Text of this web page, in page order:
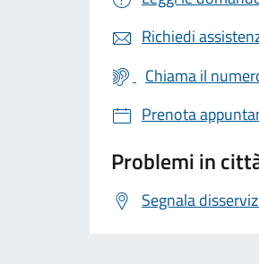
Richiedi
Chiama il
Prenota
Problemi in
Segnala